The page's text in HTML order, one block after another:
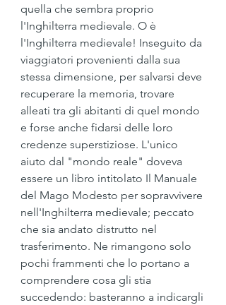
quella che sembra proprio
l'Inghilterra medievale. O è
l'Inghilterra medievale! Inseguito da
viaggiatori provenienti dalla sua
stessa dimensione, per salvarsi deve
recuperare la memoria, trovare
alleati tra gli abitanti di quel mondo
e forse anche fidarsi delle loro
credenze superstiziose. L'unico
aiuto dal "mondo reale" doveva
essere un libro intitolato Il Manuale
del Mago Modesto per sopravvivere
nell'Inghilterra medievale; peccato
che sia andato distrutto nel
trasferimento. Ne rimangono solo
pochi frammenti che lo portano a
comprendere cosa gli stia
succedendo: basteranno a indicargli